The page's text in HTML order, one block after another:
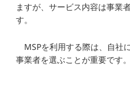
ますが、サービス内容は事業
す。
MSPを利用する際は、自社
事業者を選ぶことが重要です。